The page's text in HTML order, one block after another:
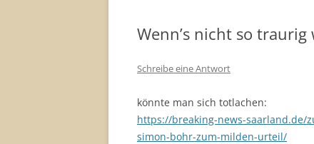
Wenn’s nicht so traurig
Schreibe eine Antwort
könnte man sich totlachen:
https://breaking-news-saarland.de/
simon-bohr-zum-milden-urteil/